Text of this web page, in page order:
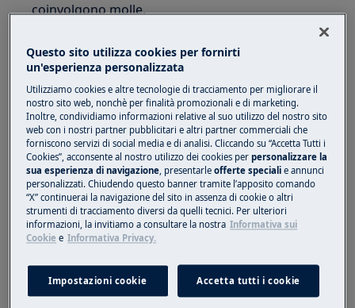
coinvolgono molle.
ATTENZIONE!RISCHIO DI USTIONI
Prima di qualsiasi operazione di riparazione o
manutenzione assicurarsi che l'apparecchio non
sia caldo.
ATTENZIONE!PERICOLO DI SOFFOCAMENTO
Questo sito utilizza cookies per fornirti
un'esperienza personalizzata
Utilizziamo cookies e altre tecnologie di tracciamento per migliorare il
nostro sito web, nonchè per finalità promozionali e di marketing.
Inoltre, condividiamo informazioni relative al suo utilizzo del nostro sito
web con i nostri partner pubblicitari e altri partner commerciali che
forniscono servizi di social media e di analisi. Cliccando su “Accetta Tutti i
Cookies”, acconsente al nostro utilizzo dei cookies perpersonalizzare la
sua esperienza di navigazione, presentarleofferte speciali e annunci
personalizzati. Chiudendo questo banner tramite l’apposito comando
“X” continuerai la navigazione del sito in assenza di cookie o altri
strumenti di tracciamento diversi da quelli tecnici. Per ulteriori
informazioni, la invitiamo a consultare la nostra Informativa sui
Cookie e Informativa Privacy.
Impostazioni cookie Accetta tutti i cookie